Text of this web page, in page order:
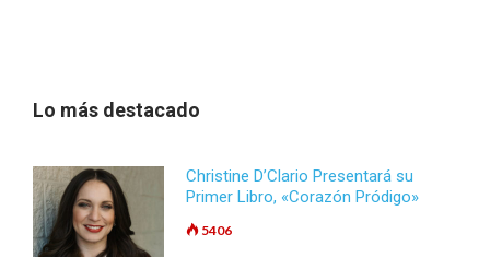
Lo más destacado
Christine D’Clario Presentará su
Primer Libro, «Corazón Pródigo»
5406